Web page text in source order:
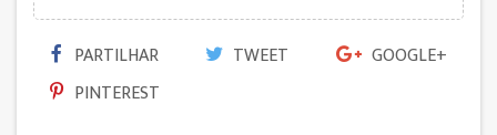
PARTILHAR TWEET
GOOGLE+
PINTEREST